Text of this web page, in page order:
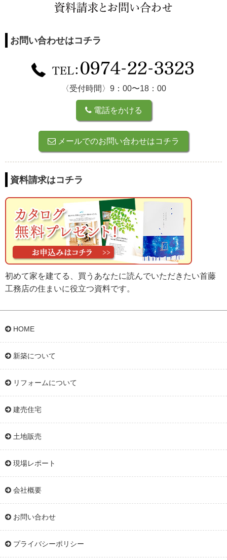
お問い合わせはコチラ
〈受付時間〉9：00〜18：00
電話をかける
メールでのお問い合わせはコチラ
資料請求はコチラ
初めて家を建てる、買うあなたに読んでいただきたい首藤
工務店の住まいに役立つ資料です。
HOME
新築について
リフォームについて
建売住宅
土地販売
現場レポート
会社概要
お問い合わせ
プライバシーポリシー